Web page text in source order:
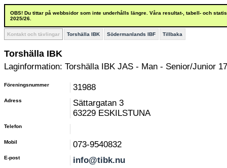
OBS! Du tittar på webbsidor som inte underhålls längre. Våra resultat-, tabell- och
2025/26.
Kontakt och tävlingar Torshälla IBK Södermanlands IBF Tillbaka
Torshälla IBK
Laginformation: Torshälla IBK JAS - Man - Senior/Junior
Föreningsnummer 31988
Adress
Sättargatan 3
63229 ESKILSTUNA
Telefon
Mobil 073-9540832
E-post info@tibk.nu